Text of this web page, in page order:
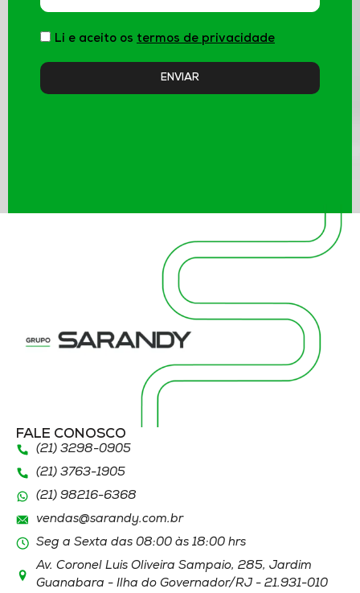
Li e aceito os termos de privacidade
ENVIAR
FALE CONOSCO
(21) 3298-0905
(21) 3763-1905
(21) 98216-6368
vendas@sarandy.com.br
Seg a Sexta das 08:00 às 18:00 hrs
Av. Coronel Luis Oliveira Sampaio, 285, Jardim
Guanabara - Ilha do Governador/RJ - 21.931-010